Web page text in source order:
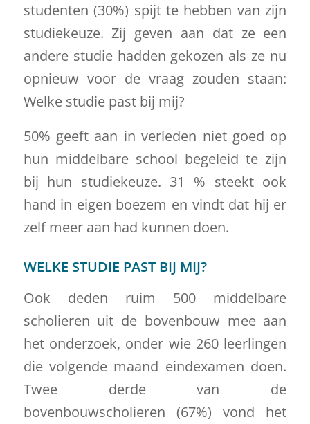
studenten (30%) spijt te hebben van zijn
studiekeuze. Zij geven aan dat ze een
andere studie hadden gekozen als ze nu
opnieuw voor de vraag zouden staan:
Welke studie past bij mij?
50% geeft aan in verleden niet goed op
hun middelbare school begeleid te zijn
bij hun studiekeuze. 31 % steekt ook
hand in eigen boezem en vindt dat hij er
zelf meer aan had kunnen doen.
WELKE STUDIE PAST BIJ MIJ?
Ook deden ruim 500 middelbare
scholieren uit de bovenbouw mee aan
het onderzoek, onder wie 260 leerlingen
die volgende maand eindexamen doen.
Twee derde van de
bovenbouwscholieren (67%) vond het